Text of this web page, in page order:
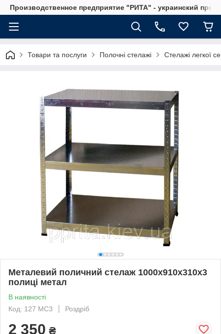
Производственное предприятие "РИТА" - украинский
Товари та послуги Полочні стелажі Стелажі легкої
Металевий поличний стелаж 1000х910х310х3
полиці метал
В наявності
Код: 127 МС3
Роздріб
2 350 ₴